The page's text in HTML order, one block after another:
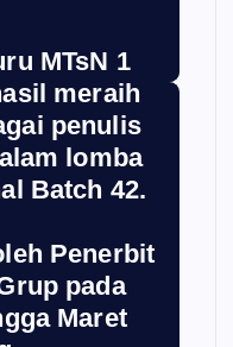
MTsN 1
meraih
penulis
lomba
Batch 42.
Penerbit
pada
Maret